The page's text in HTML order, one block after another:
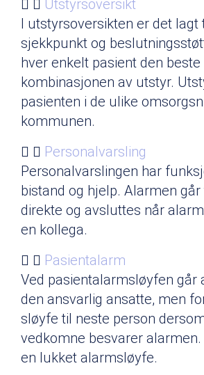
Utstyrsoversikt
I utstyrsoversikten er det lagt
sjekkpunkt og
hver enkelt pasient den beste
kombinasjonen av utstyr.
pasienten i de ulike
kommunen.
Personalvarsling
Personalvarslingen har
bistand og hjelp. Alarmen
direkte og avsluttes når
en kollega.
Pasientalarm
Ved pasientalarmsløyfen går
den ansvarlig ansatte, men
sløyfe til neste person
vedkomne besvarer
en lukket alarmsløyfe.